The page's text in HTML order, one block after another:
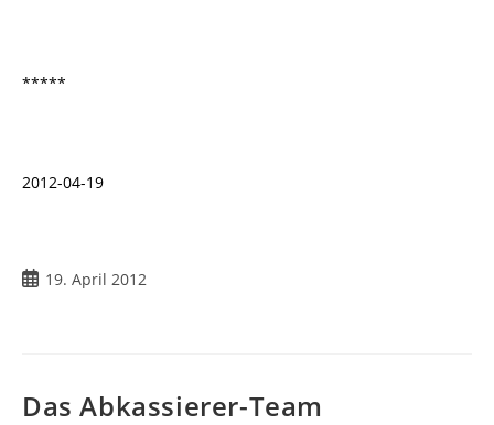
*****
2012-04-19
Beitrag19. April 2012
Das Abkassierer-Team